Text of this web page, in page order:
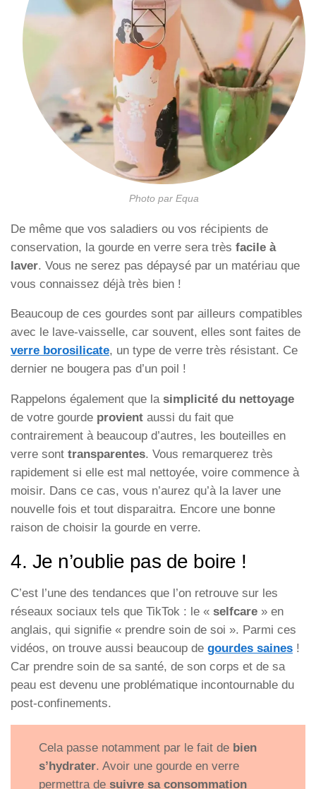
Photo par Equa
De même que vos saladiers ou vos récipients de
conservation, la gourde en verre sera très facile à
laver. Vous ne serez pas dépaysé par un matériau que
vous connaissez déjà très bien !
Beaucoup de ces gourdes sont par ailleurs compatibles
avec le lave-vaisselle, car souvent, elles sont faites de
verre borosilicate, un type de verre très résistant. Ce
dernier ne bougera pas d’un poil !
Rappelons également que la simplicité du nettoyage
de votre gourde provient aussi du fait que
contrairement à beaucoup d’autres, les bouteilles en
verre sont transparentes. Vous remarquerez très
rapidement si elle est mal nettoyée, voire commence à
moisir. Dans ce cas, vous n’aurez qu’à la laver une
nouvelle fois et tout disparaitra. Encore une bonne
raison de choisir la gourde en verre.
4. Je n’oublie pas de boire !
C’est l’une des tendances que l’on retrouve sur les
réseaux sociaux tels que TikTok : le « selfcare » en
anglais, qui signifie « prendre soin de soi ». Parmi ces
vidéos, on trouve aussi beaucoup de gourdes saines !
Car prendre soin de sa santé, de son corps et de sa
peau est devenu une problématique incontournable du
post-confinements.
Cela passe notamment par le fait de bien
s’hydrater. Avoir une gourde en verre
permettra de suivre sa consommation